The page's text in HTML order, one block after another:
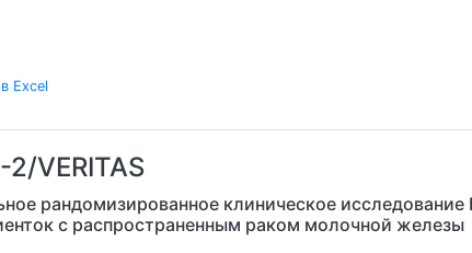
Excel
VERITAS
рандомизированное клиническое
с распространенным раком молочной железы